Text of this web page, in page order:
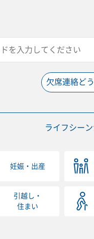
欠席連絡ど
ライフシー
妊娠・出産
引越し・
住まい